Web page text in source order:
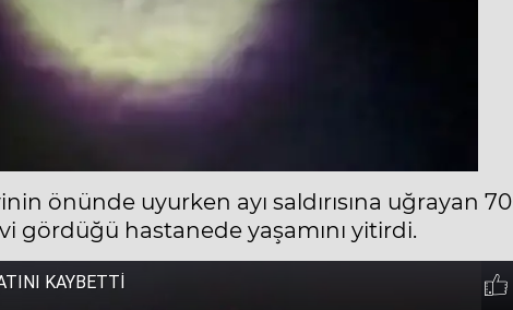
önünde uyurken ayı saldırısına uğrayan 70
gördüğü hastanede yaşamını yitirdi.